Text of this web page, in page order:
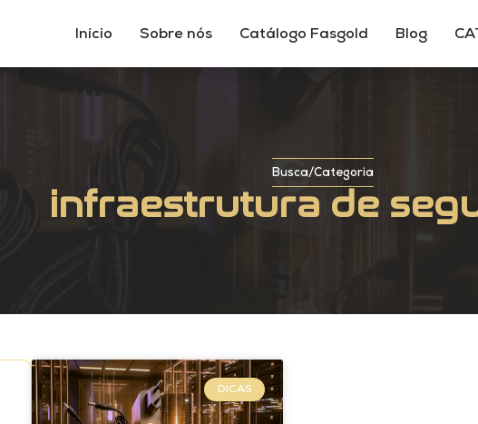
Início Sobre nós Catálogo Fasgold Blog
Busca/Categoria
infraestrutura de
DICAS